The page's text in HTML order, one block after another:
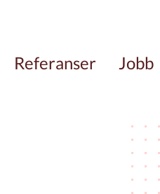
Referanser Jobb